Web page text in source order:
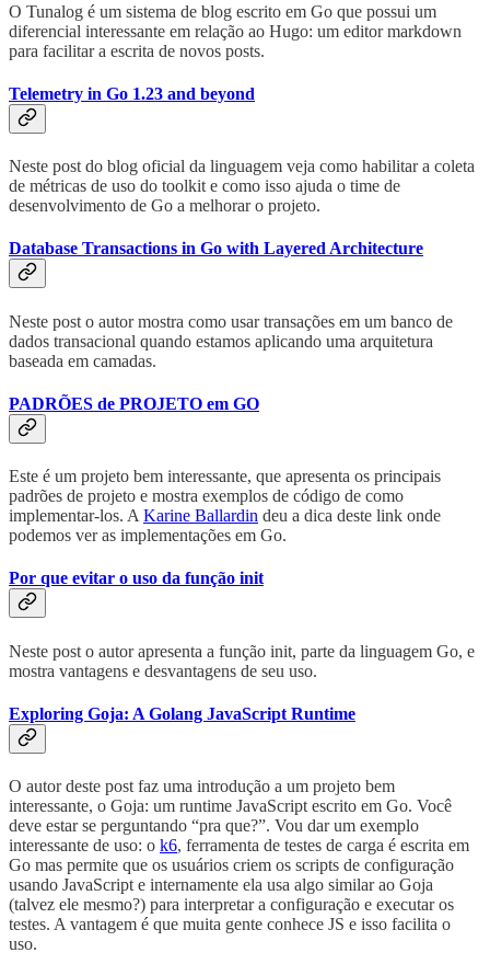
O Tunalog é um sistema de blog escrito em Go que possui um
diferencial interessante em relação ao Hugo: um editor markdown
para facilitar a escrita de novos posts.
Telemetry in Go 1.23 and beyond
Neste post do blog oficial da linguagem veja como habilitar a coleta
de métricas de uso do toolkit e como isso ajuda o time de
desenvolvimento de Go a melhorar o projeto.
Database Transactions in Go with Layered Architecture
Neste post o autor mostra como usar transações em um banco de
dados transacional quando estamos aplicando uma arquitetura
baseada em camadas.
PADRÕES de PROJETO em GO
Este é um projeto bem interessante, que apresenta os principais
padrões de projeto e mostra exemplos de código de como
implementar-los. A Karine Ballardin deu a dica deste link onde
podemos ver as implementações em Go.
Por que evitar o uso da função init
Neste post o autor apresenta a função init, parte da linguagem Go, e
mostra vantagens e desvantagens de seu uso.
Exploring Goja: A Golang JavaScript Runtime
O autor deste post faz uma introdução a um projeto bem
interessante, o Goja: um runtime JavaScript escrito em Go. Você
deve estar se perguntando “pra que?”. Vou dar um exemplo
interessante de uso: o k6, ferramenta de testes de carga é escrita em
Go mas permite que os usuários criem os scripts de configuração
usando JavaScript e internamente ela usa algo similar ao Goja
(talvez ele mesmo?) para interpretar a configuração e executar os
testes. A vantagem é que muita gente conhece JS e isso facilita o
uso.